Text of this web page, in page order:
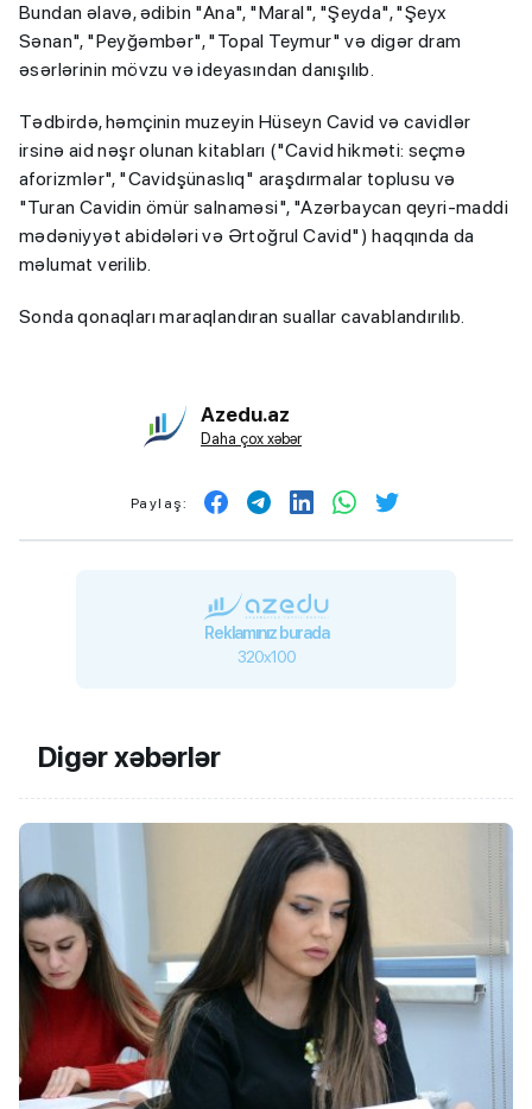
Bundan əlavə, ədibin "Ana", "Maral", "Şeyda", "Şeyx
Sənan", "Peyğəmbər", "Topal Teymur" və digər dram
əsərlərinin mövzu və ideyasından danışılıb.
Tədbirdə, həmçinin muzeyin Hüseyn Cavid və cavidlər
irsinə aid nəşr olunan kitabları ("Cavid hikməti: seçmə
aforizmlər", "Cavidşünaslıq" araşdırmalar toplusu və
"Turan Cavidin ömür salnaməsi", "Azərbaycan qeyri-maddi
mədəniyyət abidələri və Ərtoğrul Cavid") haqqında da
məlumat verilib.
Sonda qonaqları maraqlandıran suallar cavablandırılıb.
Azedu.az
Daha çox xəbər
Paylaş:
Reklamınız burada
320x100
Digər xəbərlər